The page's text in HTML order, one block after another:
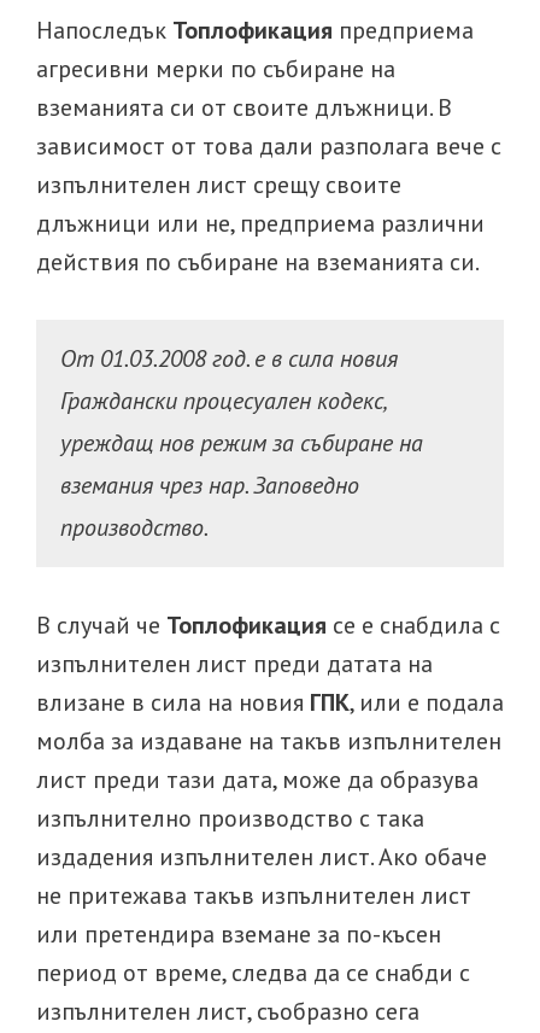
Напоследък Топлофикация предприема
агресивни мерки по събиране на
вземанията си от своите длъжници. В
зависимост от това дали разполага вече с
изпълнителен лист срещу своите
длъжници или не, предприема различни
действия по събиране на вземанията си.
От 01.03.2008 год. е в сила новия
Граждански процесуален кодекс,
уреждащ нов режим за събиране на
вземания чрез нар. Заповедно
производство.
В случай че Топлофикация се е снабдила с
изпълнителен лист преди датата на
влизане в сила на новия ГПК, или е подала
молба за издаване на такъв изпълнителен
лист преди тази дата, може да образува
изпълнително производство с така
издадения изпълнителен лист. Ако обаче
не притежава такъв изпълнителен лист
или претендира вземане за по-късен
период от време, следва да се снабди с
изпълнителен лист, съобразно сега